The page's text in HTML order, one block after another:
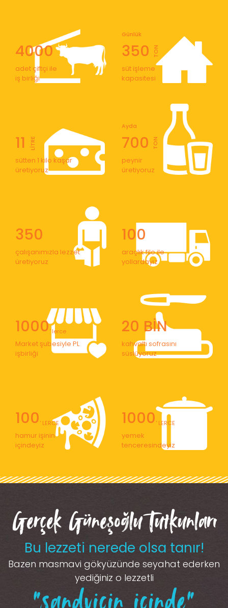
4000
adet çiftçi ile
iş birliği
350
Günlük
TON
süt işleme
kapasitesi
11 LİTRE
sütten 1 kilo kaşar
üretiyoruz
700
Ayda
TON
peynir
üretiyoruz
350
çalışanımızla lezzet
üretiyoruz
100
araçlık filo ile
yollardayız
1000' lerce
Market şubesiyle PL
işbirliği
20 BİN
kahvaltı sofrasını
süslüyoruz
100' LERCE
hamur işinin
içindeyiz
1000' LERCE
yemek
tenceresindeyiz
Gerçek Güneşoğlu Tutkunları
Bu lezzeti nerede olsa tanır!
Bazen masmavi gökyüzünde seyahat ederken
yediğiniz o lezzetli